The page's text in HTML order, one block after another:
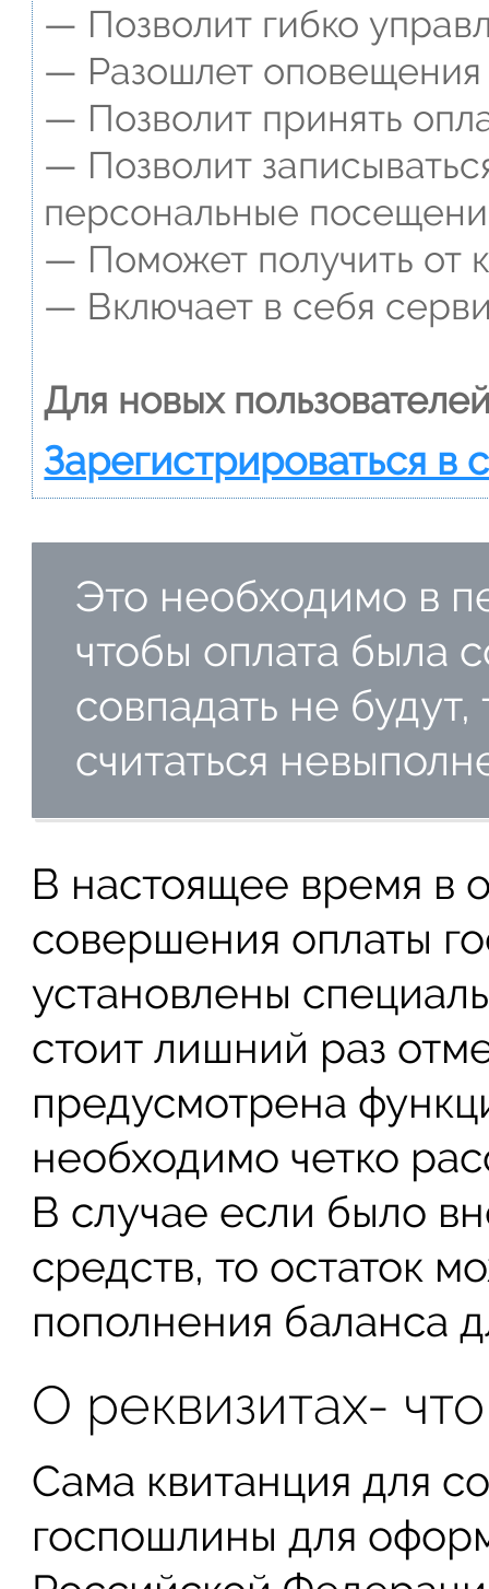
— Позволит гибко
— Разошлет оповещения
— Позволит принять
— Позволит
персональные
— Поможет получить от
— Включает в себя
Для новых
Зарегистрироваться в
Это необходимо в
чтобы оплата была
совпадать не
считаться
В настоящее время в
совершения оплаты
установлены
стоит лишний раз
предусмотрена
необходимо четко
В случае если было
средств, то остаток
пополнения баланса
О реквизитах-
Сама квитанция для
госпошлины для